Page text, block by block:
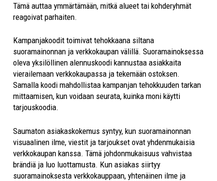
Tämä auttaa ymmärtämään, mitkä alueet tai kohderyhmät
reagoivat parhaiten.
Kampanjakoodit toimivat tehokkaana siltana
suoramainonnan ja verkkokaupan välillä. Suoramainoksessa
oleva yksilöllinen alennuskoodi kannustaa asiakkaita
vierailemaan verkkokaupassa ja tekemään ostoksen.
Samalla koodi mahdollistaa kampanjan tehokkuuden tarkan
mittaamisen, kun voidaan seurata, kuinka moni käytti
tarjouskoodia.
Saumaton asiakaskokemus syntyy, kun suoramainonnan
visuaalinen ilme, viestit ja tarjoukset ovat yhdenmukaisia
verkkokaupan kanssa. Tämä johdonmukaisuus vahvistaa
brändiä ja luo luottamusta. Kun asiakas siirtyy
suoramainoksesta verkkokauppaan, yhtenäinen ilme ja